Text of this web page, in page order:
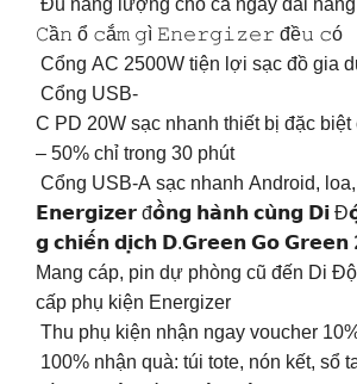
Đủ năng lượng cho cả ngày dài
𝙲ầ𝚗 ổ 𝚌ắ𝚖 𝚐ì 𝙴𝚗𝚎𝚛𝚐𝚒𝚣𝚎𝚛 đề𝚞 𝚌ó
Cổng AC 2500W tiện lợi sạc đồ gia
️ Cổng USB-
C PD 20W sạc nhanh thiết bị đặc
– 50% chỉ trong 30 phút
Cổng USB-A sạc nhanh Android,
𝗘𝗻𝗲𝗿𝗴𝗶𝘇𝗲𝗿 đ𝗼̂̀𝗻𝗴 𝗵𝗮̀𝗻𝗵 𝗰𝘂̀𝗻𝗴 𝗗𝗶
𝗴 𝗰𝗵𝗶𝗲̂́𝗻 𝗱𝗶̣𝗰𝗵 𝗗.𝗚𝗿𝗲𝗲𝗻 𝗚𝗼 𝗚𝗿𝗲𝗲𝗻
Mang cáp, pin dự phòng cũ đến Di
cấp phụ kiện Energizer
Thu phụ kiện nhận ngay voucher
100% nhận quà: túi tote, nón kết, sổ